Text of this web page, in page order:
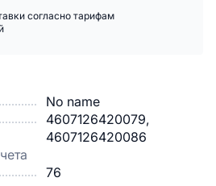
No name
4607126420079,
4607126420086
76
согласно тарифам